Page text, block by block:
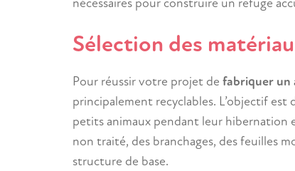
nécessaires pour construire un refuge
Sélection des
Pour réussir votre projet de fabriquer un
principalement recyclables. L’objectif
petits animaux pendant leur hibernation
non traité, des branchages, des feuilles
structure de base.